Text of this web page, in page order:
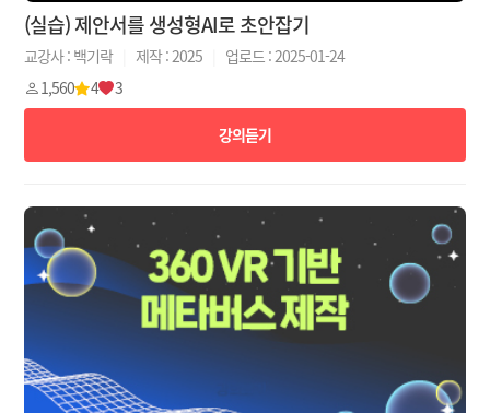
(실습) 제안서를 생성형AI로 초안잡기
교강사 : 백기락 제작 : 2025
업로드 : 2025-01-24
1,560
4 3
강의듣기